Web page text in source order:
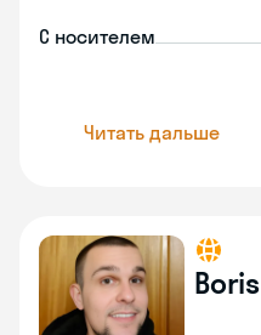
С носителем
Читать дальше
Boris